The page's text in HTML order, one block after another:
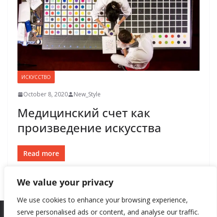
We value your privacy
We use cookies to enhance your browsing experience,
serve personalised ads or content, and analyse our traffic.
ИСКУССТВО
October 8, 2020 New_Style
Медицинский счет как
произведение искусства
Read more